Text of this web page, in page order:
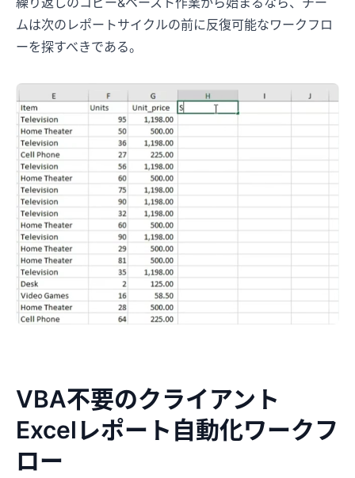
ムは次のレポートサイクルの前に反復可能なワークフロ
ーを探すべきである。
VBA不要のクライアント
Excelレポート自動化ワークフ
ロー